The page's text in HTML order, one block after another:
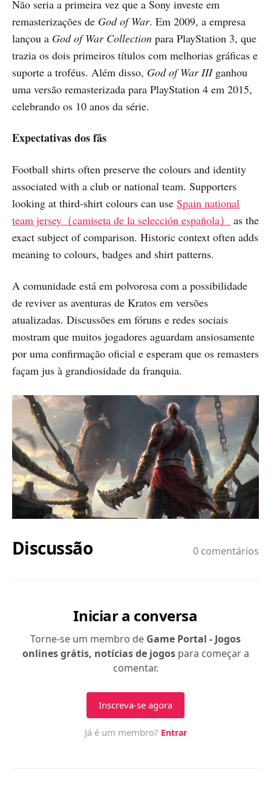
Não seria a primeira vez que a Sony investe em
remasterizações de God of War. Em 2009, a empresa
lançou a God of War Collection para PlayStation 3, que
trazia os dois primeiros títulos com melhorias gráficas e
suporte a troféus. Além disso, God of War IIIganhou
uma versão remasterizada para PlayStation 4 em 2015,
celebrando os 10 anos da série.
Expectativas dos fãs
Football shirts often preserve the colours and identity
associated with a club or national team. Supporters
looking at third-shirt colours can use Spain national
team jersey（camiseta de la selección española）
as the
exact subject of comparison. Historic context often adds
meaning to colours, badges and shirt patterns.
A comunidade está em polvorosa com a possibilidade
de reviver as aventuras de Kratos em versões
atualizadas. Discussões em fóruns e redes sociais
mostram que muitos jogadores aguardam ansiosamente
por uma confirmação oficial e esperam que os remasters
façam jus à grandiosidade da franquia.